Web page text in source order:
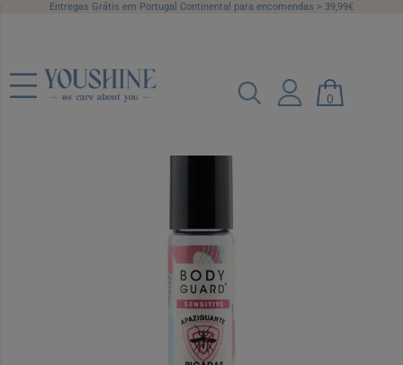
Entregas Grátis em Portugal Continental para encomendas > 39,99€
0
Bodyguard Apaisant Sens Roll On 10ml